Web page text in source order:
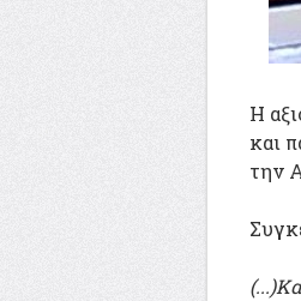
Η
και
την